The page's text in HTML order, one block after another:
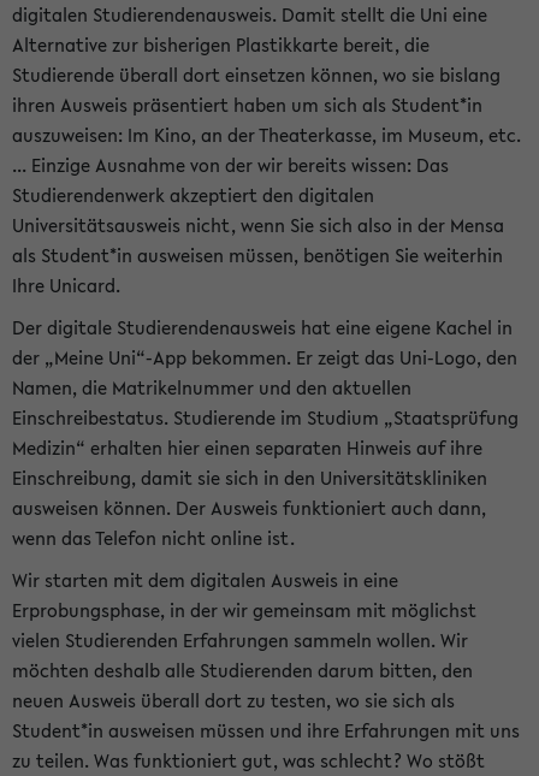
digitalen Studierendenausweis. Damit stellt die Uni eine
Alternative zur bisherigen Plastikkarte bereit, die
Studierende überall dort einsetzen können, wo sie bislang
ihren Ausweis präsentiert haben um sich als Student*in
auszuweisen: Im Kino, an der Theaterkasse, im Museum, etc.
... Einzige Ausnahme von der wir bereits wissen: Das
Studierendenwerk akzeptiert den digitalen
Universitätsausweis nicht, wenn Sie sich also in der Mensa
als Student*in ausweisen müssen, benötigen Sie weiterhin
Ihre Unicard.
Der digitale Studierendenausweis hat eine eigene Kachel in
der „Meine Uni“-App bekommen. Er zeigt das Uni-Logo, den
Namen, die Matrikelnummer und den aktuellen
Einschreibestatus. Studierende im Studium „Staatsprüfung
Medizin“ erhalten hier einen separaten Hinweis auf ihre
Einschreibung, damit sie sich in den Universitätskliniken
ausweisen können. Der Ausweis funktioniert auch dann,
wenn das Telefon nicht online ist.
Wir starten mit dem digitalen Ausweis in eine
Erprobungsphase, in der wir gemeinsam mit möglichst
vielen Studierenden Erfahrungen sammeln wollen. Wir
möchten deshalb alle Studierenden darum bitten, den
neuen Ausweis überall dort zu testen, wo sie sich als
Student*in ausweisen müssen und ihre Erfahrungen mit uns
zu teilen. Was funktioniert gut, was schlecht? Wo stößt